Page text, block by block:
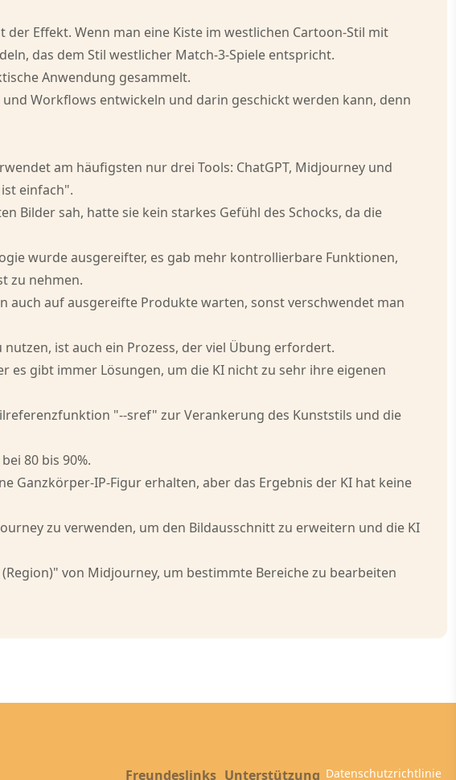
Effekt. Wenn man eine Kiste im westlichen Cartoon-Stil mit
das dem Stil westlicher Match-3-Spiele entspricht.
Anwendung gesammelt.
Workflows entwickeln und darin geschickt werden kann, denn
am häufigsten nur drei Tools: ChatGPT, Midjourney und
einfach".
Bilder sah, hatte sie kein starkes Gefühl des Schocks, da die
wurde ausgereifter, es gab mehr kontrollierbare Funktionen,
zu nehmen.
auch auf ausgereifte Produkte warten, sonst verschwendet man
ist auch ein Prozess, der viel Übung erfordert.
gibt immer Lösungen, um die KI nicht zu sehr ihre eigenen
"--sref" zur Verankerung des Kunststils und die
80 bis 90%.
Ganzkörper-IP-Figur erhalten, aber das Ergebnis der KI hat keine
zu verwenden, um den Bildausschnitt zu erweitern und die KI
von Midjourney, um bestimmte Bereiche zu bearbeiten
Freundeslinks Unterstützung Datenschutzrichtlinie